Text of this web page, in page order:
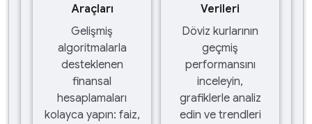
Araçları
Gelişmiş
algoritmalarla
desteklenen
finansal
hesaplamaları
kolayca yapın: faiz,
Verileri
Döviz kurlarının
geçmiş
performansını
inceleyin,
grafiklerle analiz
edin ve trendleri